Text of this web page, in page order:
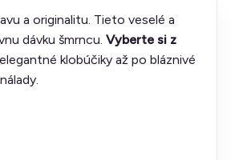
a originalitu. Tieto veselé a
dávku šmrncu. Vyberte si z
klobúčiky až po bláznivé